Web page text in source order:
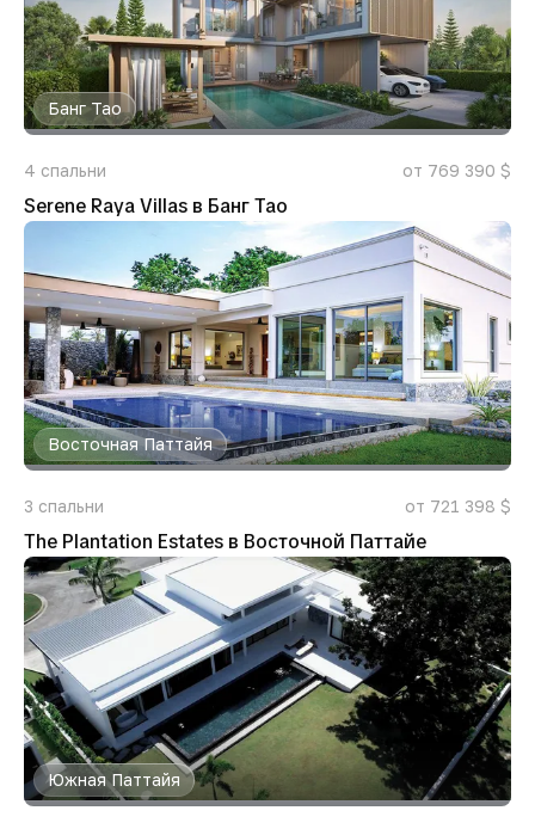
Банг Тао
4 спальни от 769 390 $
Serene Raya Villas в Банг Тао
Восточная Паттайя
3 спальни от 721 398 $
The Plantation Estates в Восточной Паттайе
Южная Паттайя